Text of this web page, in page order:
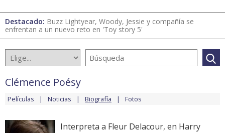
Destacado: Buzz Lightyear, Woody, Jessie y compañía se
enfrentan a un nuevo reto en 'Toy story 5'
Clémence Poésy
Películas Noticias Biografía Fotos
Interpreta a Fleur Delacour, en Harry